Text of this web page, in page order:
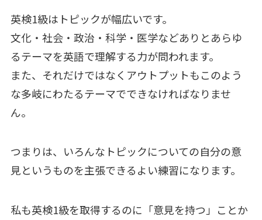
英検1級はトピックが幅広いです。
文化・社会・政治・科学・医学などありとあらゆ
るテーマを英語で理解する力が問われます。
また、それだけではなくアウトプットもこのよう
な多岐にわたるテーマでできなければなりませ
ん。
つまりは、いろんなトピックについての自分の意
見というものを主張できるよい練習になります。
私も英検1級を取得するのに「意見を持つ」ことか